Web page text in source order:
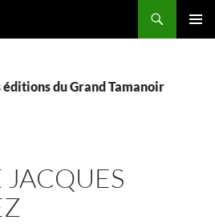
éditions du Grand Tamanoir
JACQUES